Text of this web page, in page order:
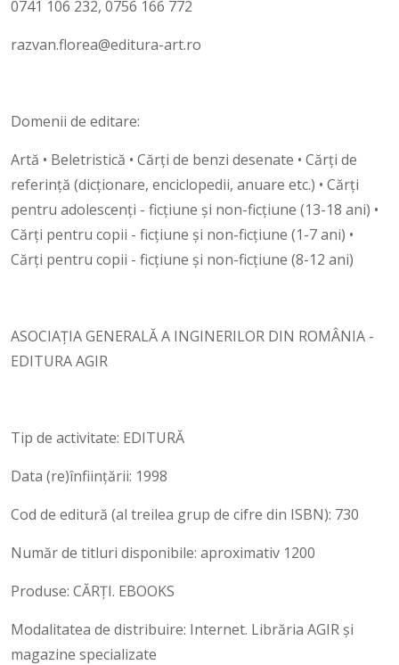
0741 106 232, 0756 166 772
razvan.florea@editura-art.ro
Domenii de editare:
Artă • Beletristică • Cărți de benzi desenate • Cărţi de
referinţă (dicţionare, enciclopedii, anuare etc.) • Cărţi
pentru adolescenţi - ficţiune şi non-ficţiune (13-18 ani) •
Cărţi pentru copii - ficţiune şi non-ficţiune (1-7 ani) •
Cărţi pentru copii - ficţiune şi non-ficţiune (8-12 ani)
ASOCIAŢIA GENERALĂ A INGINERILOR DIN ROMÂNIA -
EDITURA AGIR
Tip de activitate: EDITURĂ
Data (re)înființării: 1998
Cod de editură (al treilea grup de cifre din ISBN): 730
Număr de titluri disponibile: aproximativ 1200
Produse: CĂRȚI. EBOOKS
Modalitatea de distribuire: Internet. Librăria AGIR și
magazine specializate